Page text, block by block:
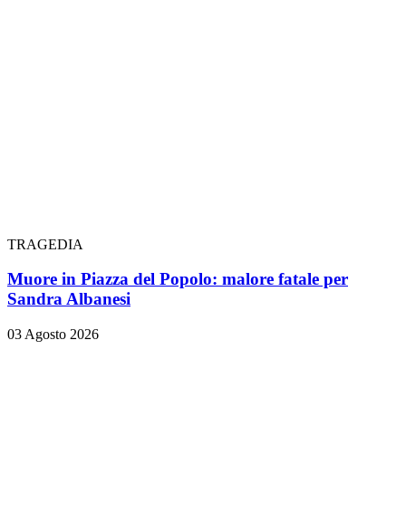
TRAGEDIA
Muore in Piazza del Popolo: malore fatale per
Sandra Albanesi
03 Agosto 2026